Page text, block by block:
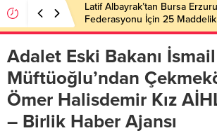
Latif Albayrak’tan Bursa
Federasyonu İçin 25
Adalet Eski Bakanı İsmail
Müftüoğlu’ndan
Ömer Halisdemir Kız
– Birlik Haber Ajansı